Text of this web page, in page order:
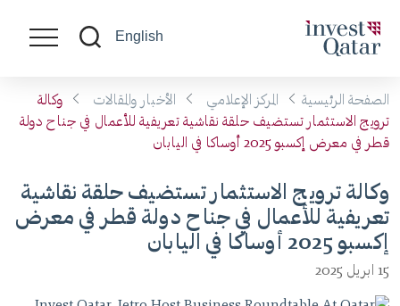
English
الصفحة الرئيسية المركز الإعلامي الأخبار والمقالات
وكالة
ترويج الاستثمار تستضيف حلقة نقاشية تعريفية للأعمال في جناح دولة
قطر في معرض إكسبو 2025 أوساكا في اليابان
وكالة ترويج الاستثمار تستضيف حلقة نقاشية
تعريفية للأعمال في جناح دولة قطر في معرض
إكسبو 2025 أوساكا في اليابان
15 ابريل 2025